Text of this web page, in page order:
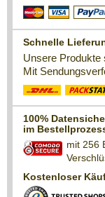
Schnelle
Unsere Produkte
Mit
100%
im
mit 256
Kostenloser